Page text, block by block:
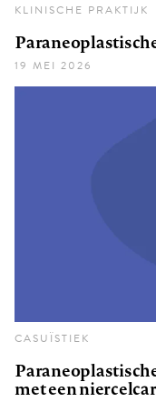
KLINISCHE PRAKTIJK
19 MEI 2026
CASUÏSTIEK
met een